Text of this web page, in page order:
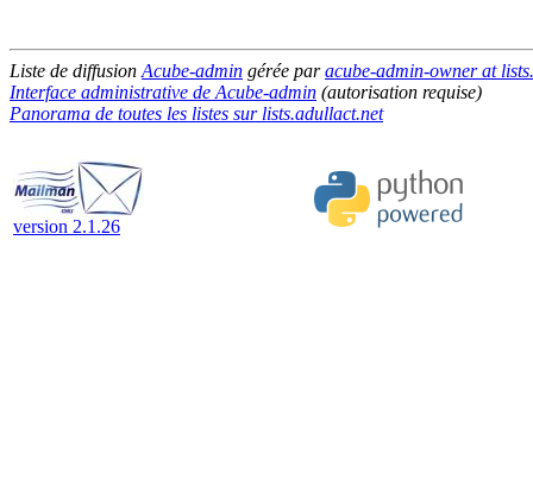
Liste de diffusion Acube-admin gérée paracube-admin-owner at
Interface administrative de Acube-admin (autorisation requise)
Panorama de toutes les listes sur lists.adullact.net
version 2.1.26